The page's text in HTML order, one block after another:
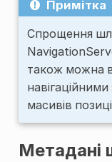
Примітка
Спрощення
також можна
масивів
Метадані